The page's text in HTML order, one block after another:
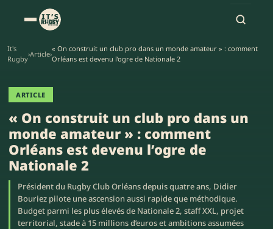
It's
Rugby
›Article›
« On construit un club pro dans un monde amateur » : comment
Orléans est devenu l’ogre de Nationale 2
ARTICLE
« On construit un club pro dans un
monde amateur » : comment
Orléans est devenu l’ogre de
Nationale 2
Président du Rugby Club Orléans depuis quatre ans, Didier
Bouriez pilote une ascension aussi rapide que méthodique.
Budget parmi les plus élevés de Nationale 2, staff XXL, projet
territorial, stade à 15 millions d’euros et ambitions assumées